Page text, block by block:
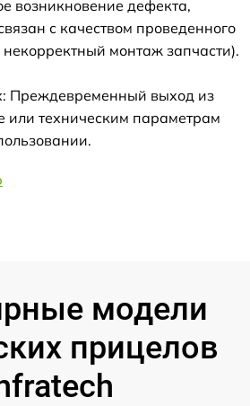
возникновение дефекта,
с качеством проведенного
монтаж запчасти).
Преждевременный выход из
или техническим параметрам
модели
прицелов